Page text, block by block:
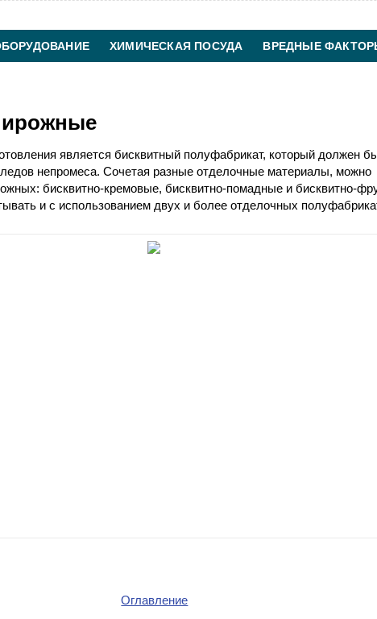
ХИМИЧЕСКАЯ ПОСУДА ВРЕДНЫЕ
является бисквитный полуфабрикат, который должен
непромеса. Сочетая разные отделочные материалы, можно
бисквитно-кремовые, бисквитно-помадные и бисквитно-
и с использованием двух и более отделочных
Оглавление